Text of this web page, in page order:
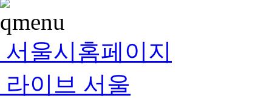
서울시홈페이지
라이브 서울